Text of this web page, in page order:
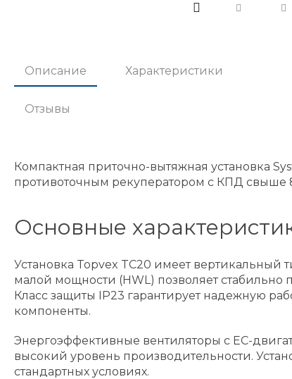
Описание Характеристики
Отзывы
Компактная приточно-вытяжная установка
противоточным рекуператором с КПД свыше
Основные
Установка Topvex TC20 имеет
малой мощности (HWL) позволяет
Класс защиты IP23 гарантирует надежную
компоненты.
Энергоэффективные вентиляторы с ЕС-
высокий уровень производительности.
стандартных условиях.